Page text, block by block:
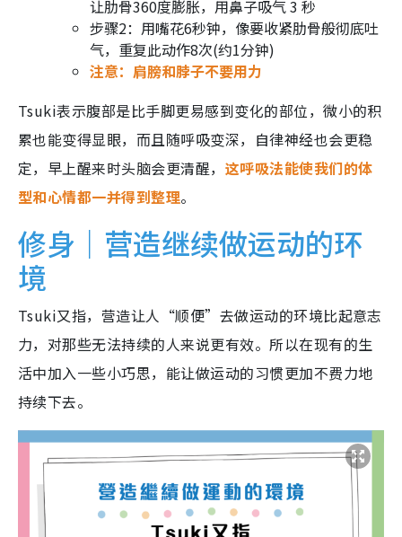
让肋骨360度膨胀，用鼻子吸气 3 秒
步骤2：用嘴花6秒钟，像要收紧肋骨般彻底吐
气，重复此动作8次(约1分钟)
注意：肩膀和脖子不要用力
Tsuki表示腹部是比手脚更易感到变化的部位，微小的积
累也能变得显眼，而且随呼吸变深，自律神经也会更稳
定，早上醒来时头脑会更清醒， 这呼吸法能使我们的体
型和心情都一并得到整理。
修身｜营造继续做运动的环
境
Tsuki又指，营造让人“顺便”去做运动的环境比起意志
力，对那些无法持续的人来说更有效。所以在现有的生
活中加入一些小巧思，能让做运动的习惯更加不费力地
持续下去。